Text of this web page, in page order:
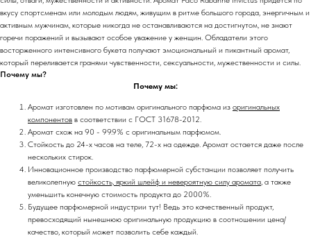
вкусу спортсменам или молодым людям, живущим в ритме большого города, энергичным и
активным мужчинам, которые никогда не останавливаются на достигнутом, не знают
горечи поражений и вызывают особое уважение у женщин. Обладатели этого
восторженного интенсивного букета получают эмоциональный и пикантный аромат,
который переливается гранями чувственности, сексуальности, мужественности и силы.
Почему мы?
Почему мы:
Аромат изготовлен по мотивам оригинального парфюма из оригинальных
компонентов в соответствии с ГОСТ 31678-2012.
Аромат схож на 90 - 99.9% с оригинальным парфюмом.
Стойкость до 24-х часов на теле, 72-х на одежде. Аромат остается даже после
нескольких стирок.
Инновационное производство парфюмерной субстанции позволяет получить
великолепную стойкость, яркий шлейф и невероятную силу аромата, а также
уменьшить конечную стоимость продукта до 2000%.
Будущее парфюмерной индустрии тут! Ведь это качественный продукт,
превосходящий нынешнюю оригинальную продукцию в соотношении цена/
качество, который может позволить себе каждый.